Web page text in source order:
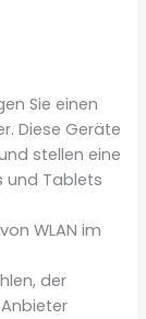
Sie einen
Diese Geräte
stellen eine
und Tablets
WLAN im
der